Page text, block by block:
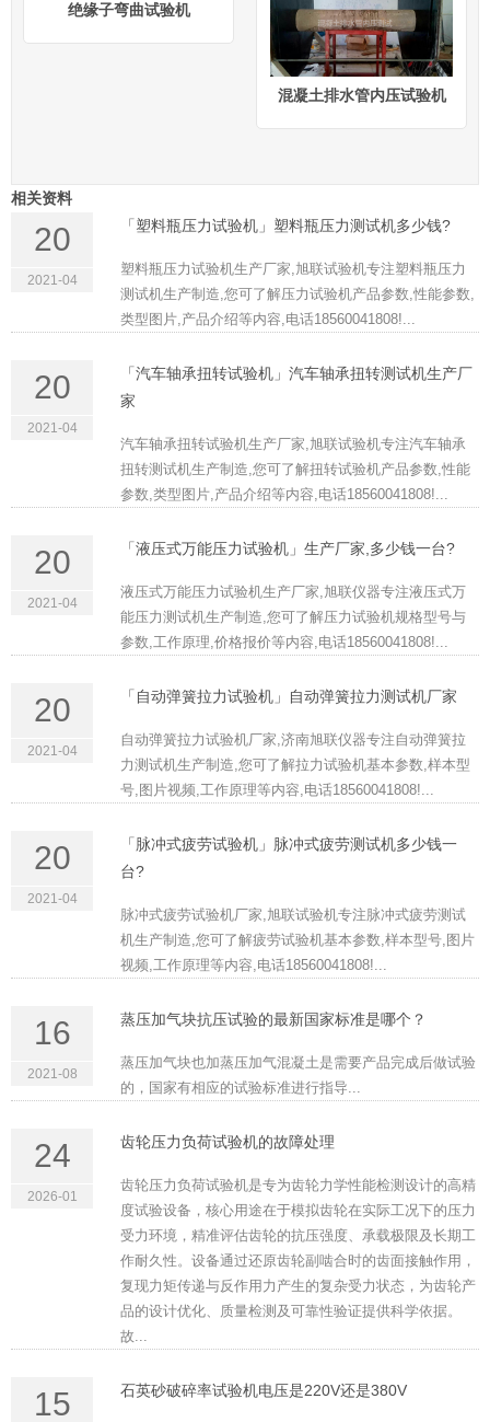
绝缘子弯曲试验机
混凝土排水管内压试验机
相关资料
20
2021-04
「塑料瓶压力试验机」塑料瓶压力测试机多少钱?
塑料瓶压力试验机生产厂家,旭联试验机专注塑料瓶压力
测试机生产制造,您可了解压力试验机产品参数,性能参数,
类型图片,产品介绍等内容,电话18560041808!...
20
2021-04
「汽车轴承扭转试验机」汽车轴承扭转测试机生产厂
家
汽车轴承扭转试验机生产厂家,旭联试验机专注汽车轴承
扭转测试机生产制造,您可了解扭转试验机产品参数,性能
参数,类型图片,产品介绍等内容,电话18560041808!...
20
2021-04
「液压式万能压力试验机」生产厂家,多少钱一台?
液压式万能压力试验机生产厂家,旭联仪器专注液压式万
能压力测试机生产制造,您可了解压力试验机规格型号与
参数,工作原理,价格报价等内容,电话18560041808!...
20
2021-04
「自动弹簧拉力试验机」自动弹簧拉力测试机厂家
自动弹簧拉力试验机厂家,济南旭联仪器专注自动弹簧拉
力测试机生产制造,您可了解拉力试验机基本参数,样本型
号,图片视频,工作原理等内容,电话18560041808!...
20
2021-04
「脉冲式疲劳试验机」脉冲式疲劳测试机多少钱一
台?
脉冲式疲劳试验机厂家,旭联试验机专注脉冲式疲劳测试
机生产制造,您可了解疲劳试验机基本参数,样本型号,图片
视频,工作原理等内容,电话18560041808!...
16
2021-08
蒸压加气块抗压试验的最新国家标准是哪个？
蒸压加气块也加蒸压加气混凝土是需要产品完成后做试验
的，国家有相应的试验标准进行指导...
24
2026-01
齿轮压力负荷试验机的故障处理
齿轮压力负荷试验机是专为齿轮力学性能检测设计的高精
度试验设备，核心用途在于模拟齿轮在实际工况下的压力
受力环境，精准评估齿轮的抗压强度、承载极限及长期工
作耐久性。设备通过还原齿轮副啮合时的齿面接触作用，
复现力矩传递与反作用力产生的复杂受力状态，为齿轮产
品的设计优化、质量检测及可靠性验证提供科学依据。
故...
15 石英砂破碎率试验机电压是220V还是380V